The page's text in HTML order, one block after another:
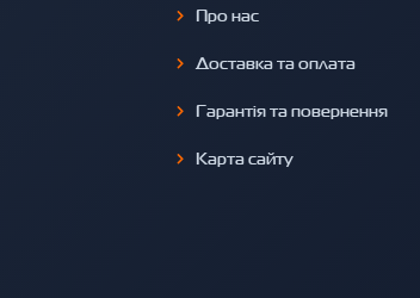
Про нас
Доставка та оплата
Гарантія та повернення
Карта сайту